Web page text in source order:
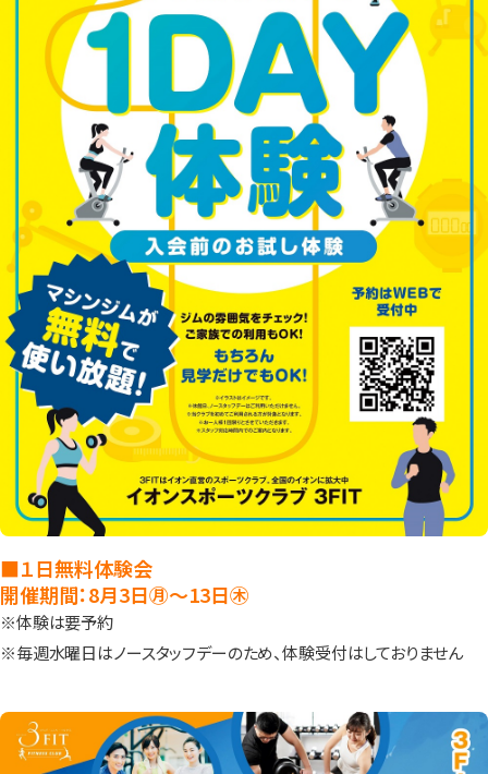
■１日無料体験会
開催期間：8月3日㊊～13日㊍
※体験は要予約
※毎週水曜日はノースタッフデーのため、体験受付はしておりません